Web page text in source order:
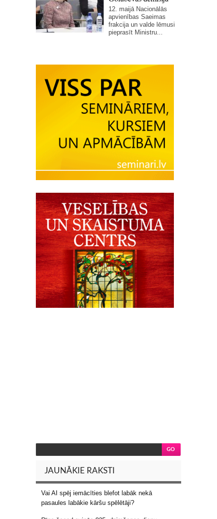
12. maijā Nacionālās
apvienības Saeimas
frakcija un valde lēmusi
pieprasīt Ministru...
JAUNĀKIE RAKSTI
Vai AI spēj iemācīties blefot labāk nekā
pasaules labākie kāršu spēlētāji?